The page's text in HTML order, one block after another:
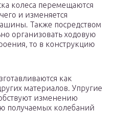
колеса перемещаются
и изменяется
Также посредством
организовать ходовую
то в конструкцию
как
материалов. Упругие
изменению
получаемых колебаний